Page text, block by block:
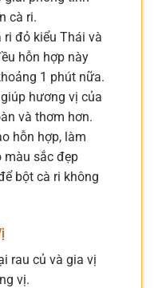
cà ri.
ri đỏ kiểu Thái và
hỗn hợp này
1 phút nữa.
hương vị của
và thơm hơn.
hỗn hợp, làm
màu sắc đẹp
bột cà ri không
rau củ và gia vị
vị.